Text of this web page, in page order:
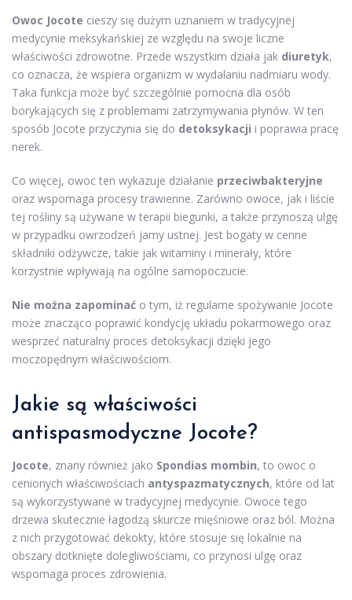
Owoc Jocote cieszy się dużym uznaniem w tradycyjnej
medycynie meksykańskiej ze względu na swoje liczne
właściwości zdrowotne. Przede wszystkim działa jak diuretyk,
co oznacza, że wspiera organizm w wydalaniu nadmiaru wody.
Taka funkcja może być szczególnie pomocna dla osób
borykających się z problemami zatrzymywania płynów. W ten
sposób Jocote przyczynia się do detoksykacji i poprawia pracę
nerek.
Co więcej, owoc ten wykazuje działanie przeciwbakteryjne
oraz wspomaga procesy trawienne. Zarówno owoce, jak i liście
tej rośliny są używane w terapii biegunki, a także przynoszą ulgę
w przypadku owrzodzeń jamy ustnej. Jest bogaty w cenne
składniki odżywcze, takie jak witaminy i minerały, które
korzystnie wpływają na ogólne samopoczucie.
Nie można zapominać o tym, iż regularne spożywanie Jocote
może znacząco poprawić kondycję układu pokarmowego oraz
wesprzeć naturalny proces detoksykacji dzięki jego
moczopędnym właściwościom.
Jakie są właściwości
antispasmodyczne Jocote?
Jocote, znany również jako Spondias mombin, to owoc o
cenionych właściwościach antyspazmatycznych, które od lat
są wykorzystywane w tradycyjnej medycynie. Owoce tego
drzewa skutecznie łagodzą skurcze mięśniowe oraz ból. Można
z nich przygotować dekokty, które stosuje się lokalnie na
obszary dotknięte dolegliwościami, co przynosi ulgę oraz
wspomaga proces zdrowienia.